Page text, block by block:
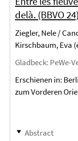
delà. (BBVO 24)
Ziegler, Nele /
Kirschbaum, Eva
Gladbeck: PeWe-
Erschienen in:
zum Vorderen
Abstract